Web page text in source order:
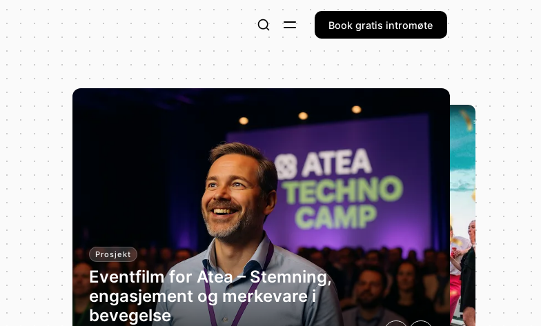
Book gratis intromøte
Prosjekt
Eventfilm for Atea – Stemning,
engasjement og merkevare i
bevegelse